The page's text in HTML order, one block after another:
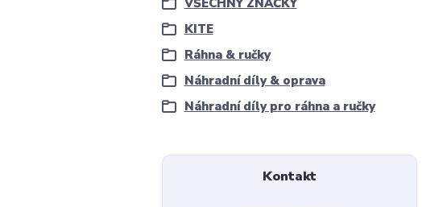
VŠECHNY ZNAČKY
KITE
Ráhna & ručky
Náhradní díly & oprava
Náhradní díly pro ráhna a ručky
Kontakt